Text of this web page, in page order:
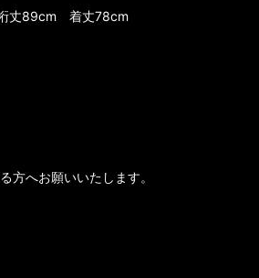
丈89cm 着丈78cm
方へお願いいたします。